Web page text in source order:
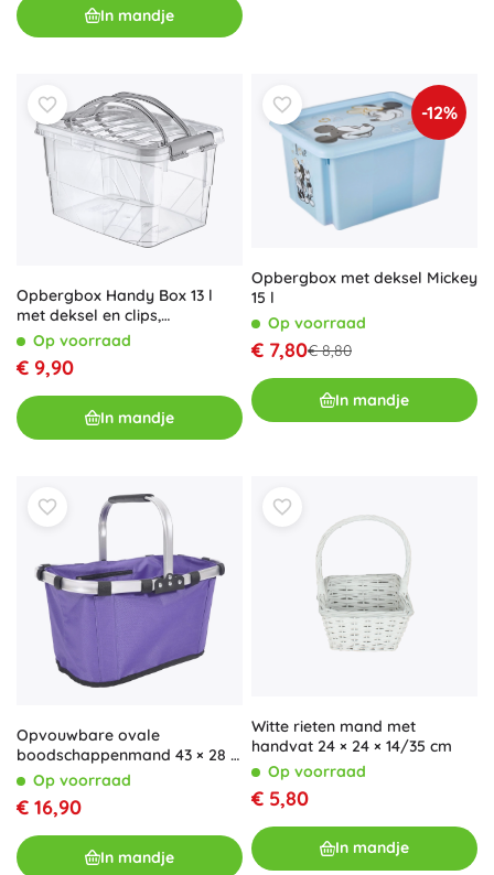
In mandje
Opbergbox Handy Box 13 l
met deksel en clips,
transparant
Op voorraad
€ 9,90
In mandje
-12%
Opbergbox met deksel Mickey
15 l
Op voorraad
€ 7,80€ 8,80
In mandje
Opvouwbare ovale
boodschappenmand 43 × 28 ×
23 cm – paars
Op voorraad
€ 16,90
In mandje
Witte rieten mand met
handvat 24 × 24 × 14/35 cm
Op voorraad
€ 5,80
In mandje